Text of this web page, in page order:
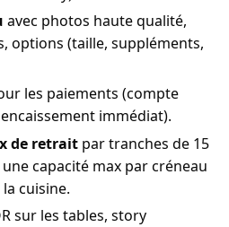
avec photos haute qualité,
options (taille, suppléments,
les paiements (compte
immédiat).
de retrait par tranches de 15
capacité max par créneau
cuisine.
sur les tables, story